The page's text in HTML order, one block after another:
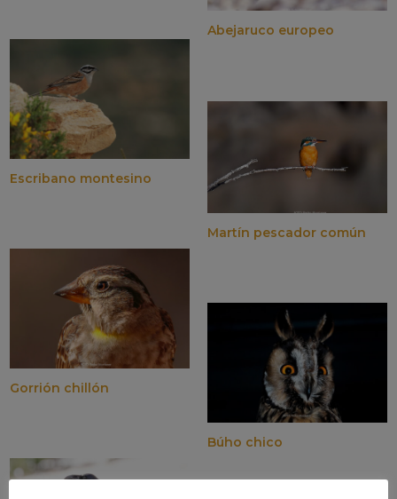
Escribano montesino
Gorrión chillón
Abejaruco europeo
Martín pescador común
Búho chico